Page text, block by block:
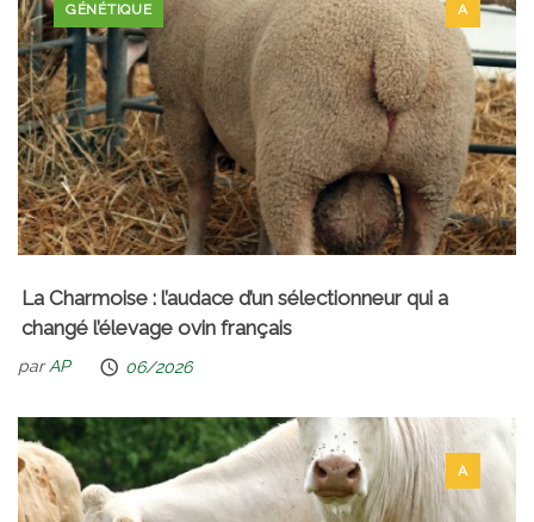
GÉNÉTIQUE A
La Charmoise : l’audace d’un sélectionneur qui a
changé l’élevage ovin français
parAP 06/2026
A